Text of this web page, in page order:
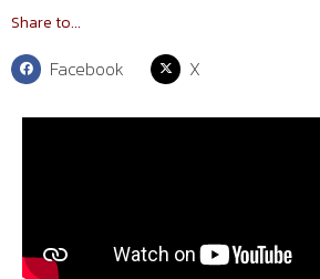
Share to...
Facebook X